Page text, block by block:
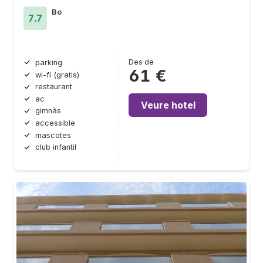
7.7
Bo
parking
wi-fi (gratis)
restaurant
ac
gimnàs
accessible
mascotes
club infantil
Des de
61 €
Veure hotel